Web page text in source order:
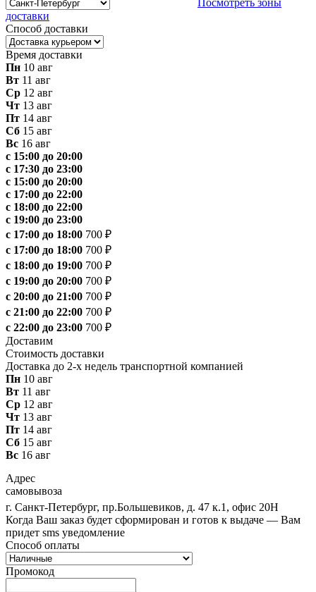
Посмотреть зоны
доставки
Способ доставки
Время доставки
Пн 10 авг
Вт 11 авг
Ср 12 авг
Чт 13 авг
Пт 14 авг
Сб 15 авг
Вс 16 авг
с 15:00 до 20:00
с 17:30 до 23:00
с 15:00 до 20:00
с 17:00 до 22:00
с 18:00 до 22:00
с 19:00 до 23:00
с 17:00 до 18:00 700 ₽
с 17:00 до 18:00 700 ₽
с 18:00 до 19:00 700 ₽
с 19:00 до 20:00 700 ₽
с 20:00 до 21:00 700 ₽
с 21:00 до 22:00 700 ₽
с 22:00 до 23:00 700 ₽
Доставим
Стоимость доставки
Доставка до 2-х недель транспортной компанией
Пн 10 авг
Вт 11 авг
Ср 12 авг
Чт 13 авг
Пт 14 авг
Сб 15 авг
Вс 16 авг
Адрес
самовывоза
г. Санкт-Петербург, пр.Большевиков, д. 47 к.1, офис 20Н
Когда Ваш заказ будет сформирован и готов к выдаче — Вам
придет sms уведомление
Способ оплаты
Промокод